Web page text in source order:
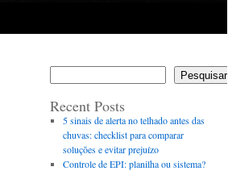
Pesquisar
Recent Posts
5 sinais de alerta no telhado antes das
chuvas: checklist para comparar
soluções e evitar prejuízo
Controle de EPI: planilha ou sistema?